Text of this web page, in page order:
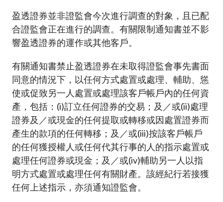
盈透證券並非證監會今次進行調查的對象，且已配
合證監會正在進行的調查。有關限制通知書並不影
響盈透證券的運作或其他客戶。
有關通知書禁止盈透證券在未取得證監會事先書面
同意的情況下，以任何方式處置或處理、輔助、慫
使或促致另一人處置或處理該客戶帳戶內的任何資
產，包括：(i)訂立任何證券的交易；及／或(ii)處理
證券及／或現金的任何提取或轉移或因處置證券而
產生的款項的任何轉移；及／或(iii)按該客戶帳戶
的任何獲授權人或任何代其行事的人的指示處置或
處理任何證券或現金；及／或(iv)輔助另一人以指
明方式處置或處理任何有關財產。該經紀行若接獲
任何上述指示，亦須通知證監會。